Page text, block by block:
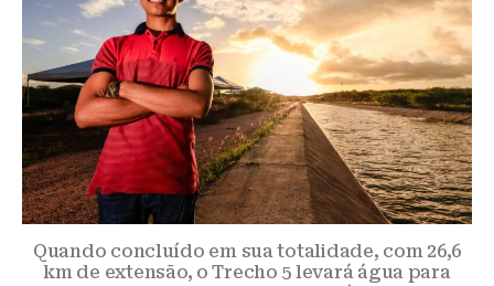
Quando concluído em sua totalidade, com 26,6
km de extensão, o Trecho 5 levará água para